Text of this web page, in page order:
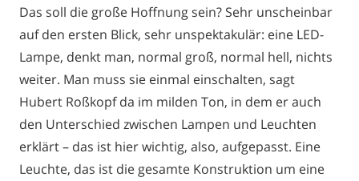
Das soll die große Hoffnung sein? Sehr unscheinbar
auf den ersten Blick, sehr unspektakulär: eine LED-
Lampe, denkt man, normal groß, normal hell, nichts
weiter. Man muss sie einmal einschalten, sagt
Hubert Roßkopf da im milden Ton, in dem er auch
den Unterschied zwischen Lampen und Leuchten
erklärt – das ist hier wichtig, also, aufgepasst. Eine
Leuchte, das ist die gesamte Konstruktion um eine